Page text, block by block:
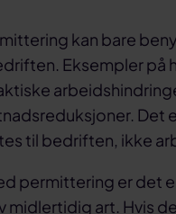
kan bare
Eksempler på
Det
til bedriften, ikke
permittering er det
midlertidig art. Hvis